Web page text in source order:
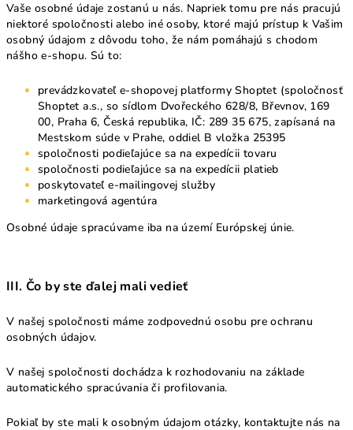
Vaše osobné údaje zostanú u nás. Napriek tomu pre nás pracujú
niektoré spoločnosti alebo iné osoby, ktoré majú prístup k Vašim
osobný údajom z dôvodu toho, že nám pomáhajú s chodom
nášho e-shopu. Sú to:
prevádzkovateľ e-shopovej platformy Shoptet (spoločnosť
Shoptet a.s., so sídlom Dvořeckého 628/8, Břevnov, 169
00, Praha 6, Česká republika, IČ: 289 35 675, zapísaná na
Mestskom súde v Prahe, oddiel B vložka 25395
spoločnosti podieľajúce sa na expedícii tovaru
spoločnosti podieľajúce sa na expedícii platieb
poskytovateľ e-mailingovej služby
marketingová agentúra
Osobné údaje spracúvame iba na území Európskej únie.
III. Čo by ste ďalej mali vedieť
V našej spoločnosti máme zodpovednú osobu pre ochranu
osobných údajov.
V našej spoločnosti dochádza k rozhodovaniu na základe
automatického spracúvania či profilovania.
Pokiaľ by ste mali k osobným údajom otázky, kontaktujte nás na